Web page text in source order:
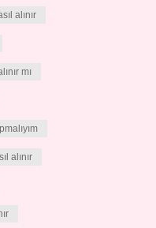
alınır
mı
alınır